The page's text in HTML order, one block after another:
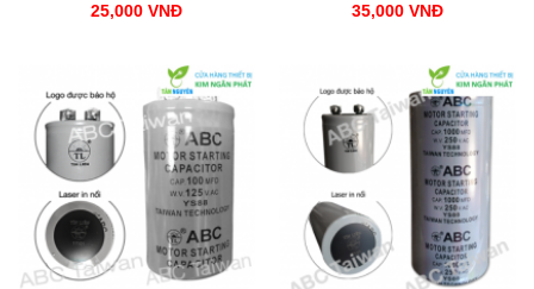
25,000 VNĐ 35,000 VNĐ